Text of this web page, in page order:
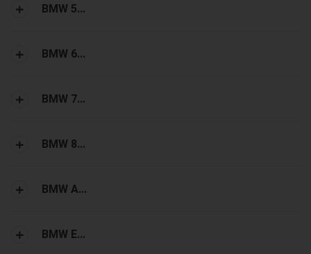
BMW 5...
BMW 6...
BMW 7...
BMW 8...
BMW A...
BMW E...